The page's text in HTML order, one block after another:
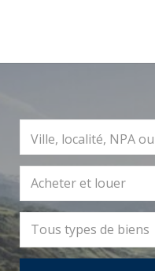
Acheter et louer
Tous types de biens